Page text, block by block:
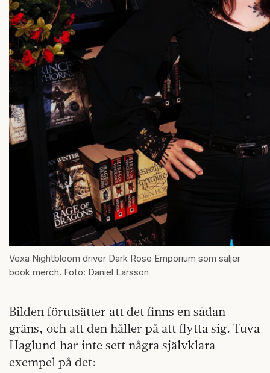
Vexa Nightbloom driver Dark Rose Emporium som säljer
book merch. Foto: Daniel Larsson
Bilden förutsätter att det finns en sådan
gräns, och att den håller på att flytta sig. Tuva
Haglund har inte sett några självklara
exempel på det: